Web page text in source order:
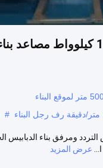
#
عرض المزيد